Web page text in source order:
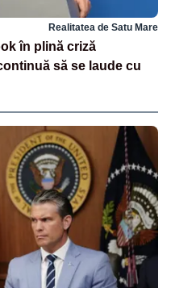
Realitatea de Satu Mare
în plină criză
să se laude cu